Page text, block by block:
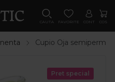
CAUTA FAVORITE CONT COS
Cupio Oja
Pret special